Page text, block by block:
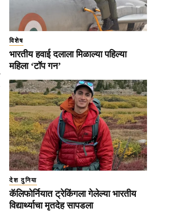
विशेष
भारतीय हवाई दलाला मिळाल्या पहिल्या
महिला ‘टॉप गन’
देश दुनिया
कॅलिफोर्नियात ट्रेकिंगला गेलेल्या भारतीय
विद्यार्थ्याचा मृतदेह सापडला